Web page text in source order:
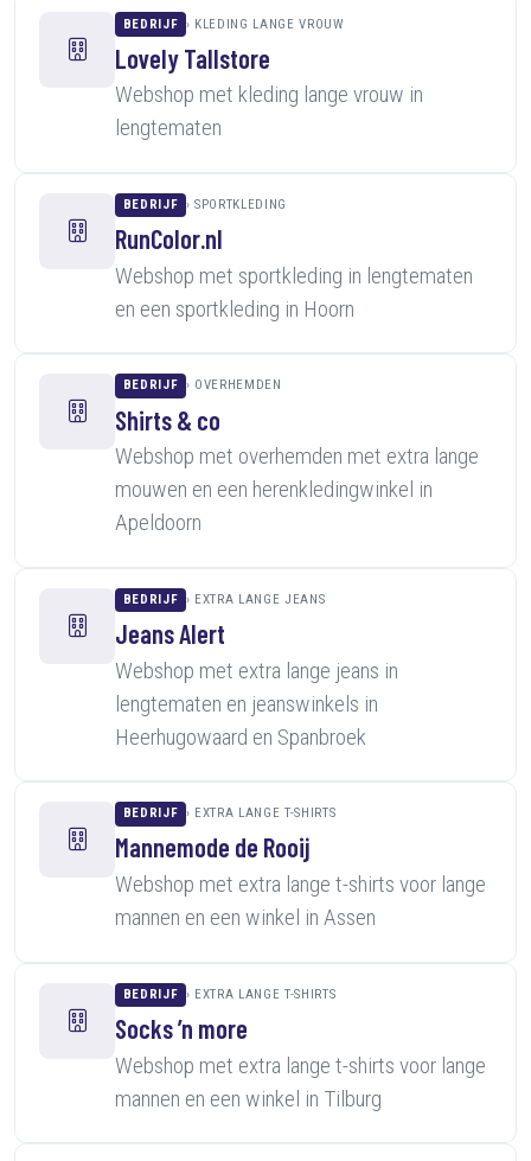
BEDRIJF KLEDING LANGE VROUW
Lovely Tallstore
Webshop met kleding lange vrouw in
lengtematen
BEDRIJF SPORTKLEDING
RunColor.nl
Webshop met sportkleding in lengtematen
en een sportkleding in Hoorn
BEDRIJF OVERHEMDEN
Shirts & co
Webshop met overhemden met extra lange
mouwen en een herenkledingwinkel in
Apeldoorn
BEDRIJF EXTRA LANGE JEANS
Jeans Alert
Webshop met extra lange jeans in
lengtematen en jeanswinkels in
Heerhugowaard en Spanbroek
BEDRIJF EXTRA LANGE T-SHIRTS
Mannemode de Rooij
Webshop met extra lange t-shirts voor lange
mannen en een winkel in Assen
BEDRIJF EXTRA LANGE T-SHIRTS
Socks ’n more
Webshop met extra lange t-shirts voor lange
mannen en een winkel in Tilburg